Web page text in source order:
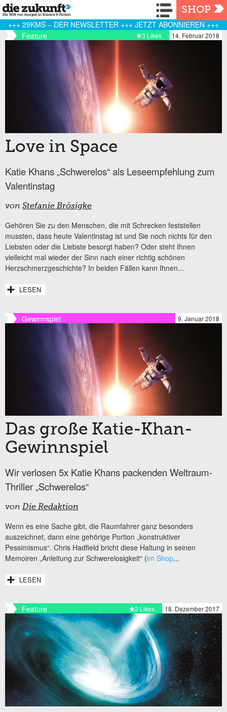
Navigation
SHOP
+++ 29KMS – DER NEWSLETTER +++ JETZT ABONNIEREN +++
Feature
14. Februar 2018
3 Likes
Love in Space
Katie Khans „Schwerelos“ als Leseempfehlung zum
Valentinstag
von Stefanie Brösigke
Gehören Sie zu den Menschen, die mit Schrecken feststellen
mussten, dass heute Valentinstag ist und Sie noch nichts für den
Liebsten oder die Liebste besorgt haben? Oder steht Ihnen
vielleicht mal wieder der Sinn nach einer richtig schönen
Herzschmerzgeschichte? In beiden Fällen kann Ihnen...
LESEN
Gewinnspiel 9. Januar 2018
Das große Katie-Khan-
Gewinnspiel
Wir verlosen 5x Katie Khans packenden Weltraum-
Thriller „Schwerelos“
von Die Redaktion
Wenn es eine Sache gibt, die Raumfahrer ganz besonders
auszeichnet, dann eine gehörige Portion „konstruktiver
Pessimismus“. Chris Hadfield bricht diese Haltung in seinen
Memoiren „Anleitung zur Schwerelosigkeit“ (im Shop...
LESEN
Feature 18. Dezember 2017
2 Likes